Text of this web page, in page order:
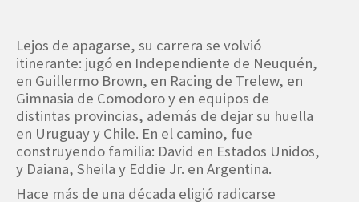
Lejos de apagarse, su carrera se volvió
itinerante: jugó en Independiente de Neuquén,
en Guillermo Brown, en Racing de Trelew, en
Gimnasia de Comodoro y en equipos de
distintas provincias, además de dejar su huella
en Uruguay y Chile. En el camino, fue
construyendo familia: David en Estados Unidos,
y Daiana, Sheila y Eddie Jr. en Argentina.
Hace más de una década eligió radicarse